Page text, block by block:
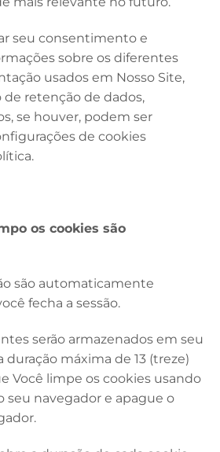
seu consentimento e
sobre os diferentes
usados em Nosso Site,
retenção de dados,
se houver, podem ser
de cookies
os cookies são
são automaticamente
fecha a sessão.
serão armazenados em seu
máxima de 13 (treze)
Você limpe os cookies usando
seu navegador e apague o